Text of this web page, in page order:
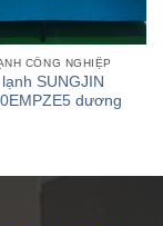
CÔNG NGHIỆP
lạnh SUNGJIN
dương